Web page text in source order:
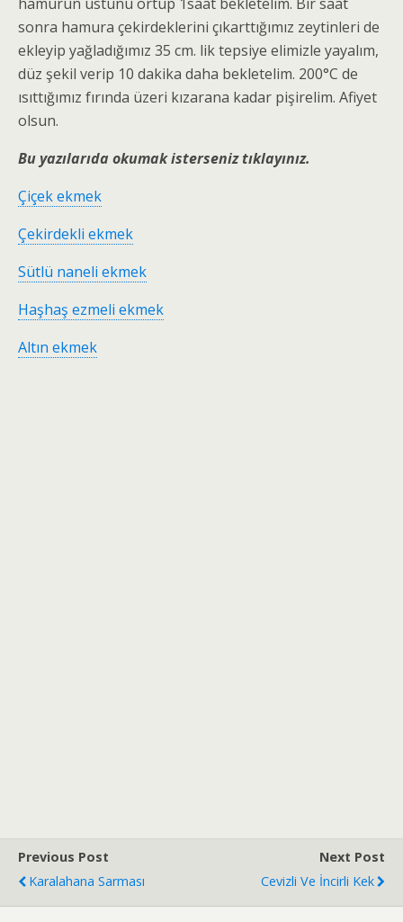
sonra hamura çekirdeklerini çıkarttığımız zeytinleri de
ekleyip yağladığımız 35 cm. lik tepsiye elimizle yayalım,
düz şekil verip 10 dakika daha bekletelim. 200°C de
ısıttığımız fırında üzeri kızarana kadar pişirelim. Afiyet
olsun.
Bu yazılarıda okumak isterseniz tıklayınız.
Çiçek ekmek
Çekirdekli ekmek
Sütlü naneli ekmek
Haşhaş ezmeli ekmek
Altın ekmek
Previous Post
Karalahana Sarması
Next Post
Cevizli Ve İncirli Kek